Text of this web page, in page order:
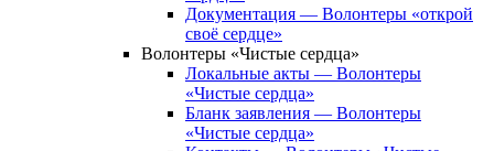
Документация — Волонтеры «открой
своё сердце»
Волонтеры «Чистые сердца»
Локальные акты — Волонтеры
«Чистые сердца»
Бланк заявления — Волонтеры
«Чистые сердца»